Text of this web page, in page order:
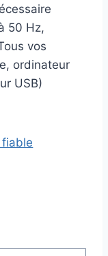
50 Hz,
vos
ordinateur
USB)